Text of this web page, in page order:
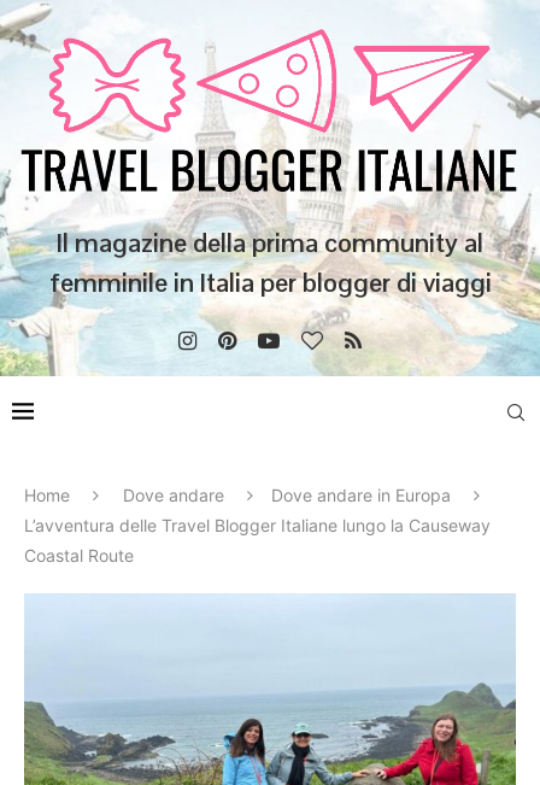
Il magazine della prima community al
femminile in Italia per blogger di viaggi
Home Dove andare
Dove andare in Europa
L’avventura delle Travel Blogger Italiane lungo la Causeway
Coastal Route